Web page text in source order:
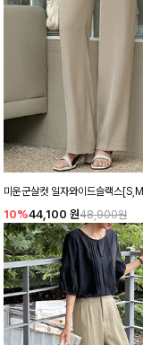
미운군살컷 일자와이드슬랙스
10%44,100 원48,900원